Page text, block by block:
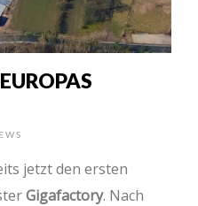
jetzt den ersten
Gigafactory. Nach